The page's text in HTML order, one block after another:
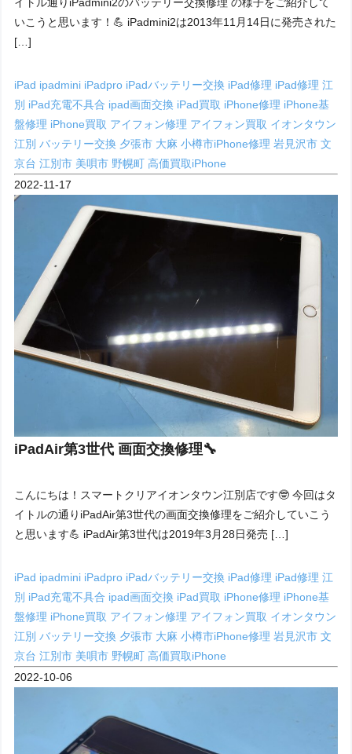
いこうと思います！💪 iPadmini2は2013年11月14日に発売された
[…]
iPad ipadmini iPadpro iPadバッテリー交換 iPad修理 iPad修理 江
別 iPad充電不具合 ipad画面交換 iPad買取 iPhone修理 iPhone基
盤修理 iPhone買取 アイフォン修理 アイフォン買取 イオンタウン
江別バッテリー交換 夕張市 大麻小樽市iPhone修理岩見沢市文
京台江別市 美唄市 野幌町高価買取iPhone
2022-11-17
iPadAir第3世代 画面交換修理🔧
こんにちは！スマートクリアイオンタウン江別店です🤓 今回はタ
イトルの通りiPadAir第3世代の画面交換修理をご紹介していこう
と思います💪 iPadAir第3世代は2019年3月28日発売 […]
iPad ipadmini iPadpro iPadバッテリー交換 iPad修理 iPad修理 江
別 iPad充電不具合 ipad画面交換 iPad買取 iPhone修理 iPhone基
盤修理 iPhone買取 アイフォン修理 アイフォン買取 イオンタウン
江別バッテリー交換 夕張市 大麻小樽市iPhone修理岩見沢市文
京台江別市 美唄市 野幌町高価買取iPhone
2022-10-06